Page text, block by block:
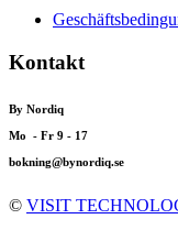
Kontakt
By Nordiq
Mo - Fr 9 - 17
bokning@bynordiq.se
© VISIT